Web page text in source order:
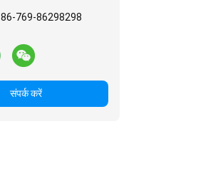
86-769-86298298
संपर्क करें